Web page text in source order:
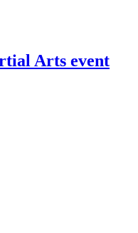
Arts event